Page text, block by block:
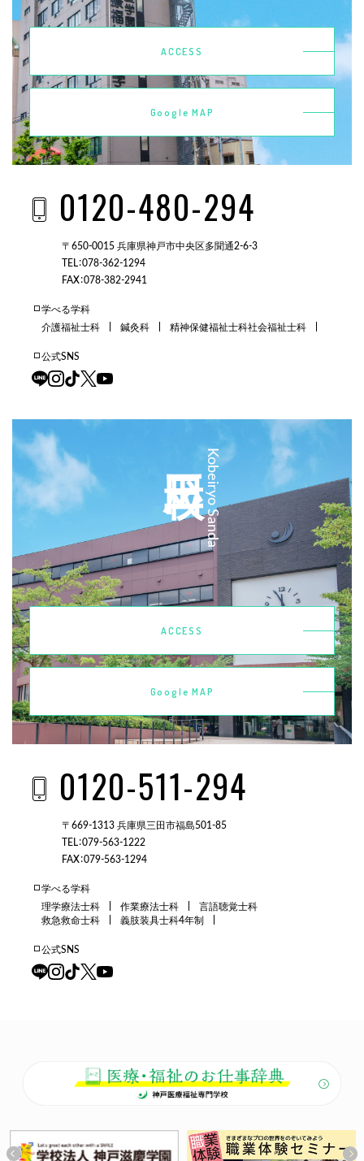
ACCESS
Google MAP
0120-480-294
〒650-0015 兵庫県神戸市中央区多聞通2-6-3
TEL：078-362-1294
FAX：078-382-2941
学べる学科
介護福祉士科
鍼灸科 精神保健福祉士科社会福祉士科
公式SNS
Kobeiryo Sanda
ACCESS
Google MAP
0120-511-294
〒669-1313 兵庫県三田市福島501-85
TEL：079-563-1222
FAX：079-563-1294
学べる学科
理学療法士科
作業療法士科
言語聴覚士科
救急救命士科
義肢装具士科4年制
公式SNS